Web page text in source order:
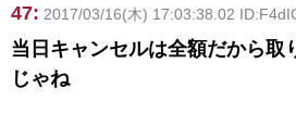
47: 2017/03/16(木) 17:03:38.02
当日キャンセルは全額だから取
じゃね